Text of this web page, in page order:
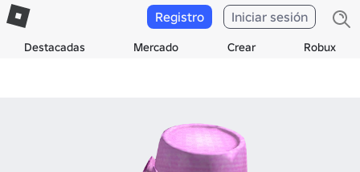
Destacadas Mercado Crear Robux
Registro Iniciar sesión